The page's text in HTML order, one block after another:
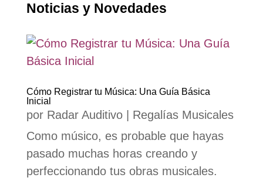
Noticias y Novedades
Cómo Registrar tu Música: Una Guía Básica
Inicial
por Radar Auditivo| Regalías Musicales
Como músico, es probable que hayas
pasado muchas horas creando y
perfeccionando tus obras musicales.